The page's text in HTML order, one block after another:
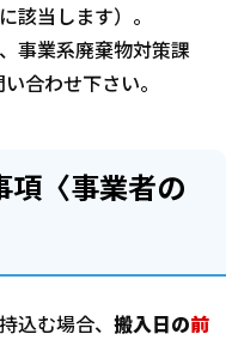
該当します）。
事業系廃棄物対策課
合わせ下さい。
項〈事業者の
込む場合、 搬入日の前